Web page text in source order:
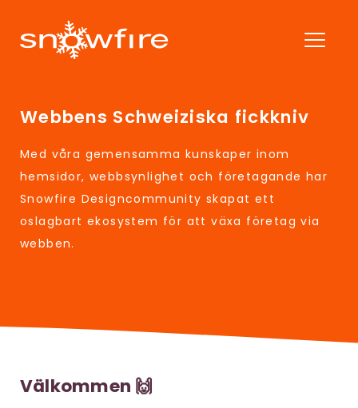
Webbens Schweiziska fickkniv
Med våra gemensamma kunskaper inom
hemsidor, webbsynlighet och företagande har
Snowfire Designcommunity skapat ett
oslagbart ekosystem för att växa företag via
webben.
Välkommen 🙌